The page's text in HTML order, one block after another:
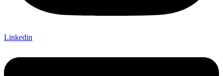
Linkedin